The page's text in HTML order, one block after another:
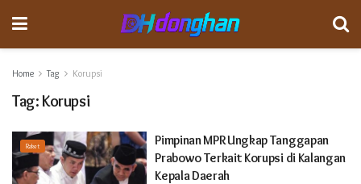
Home Tag Korupsi
Tag: Korupsi
Raket
Pimpinan MPR Ungkap Tanggapan
Prabowo Terkait Korupsi di Kalangan
Kepala Daerah